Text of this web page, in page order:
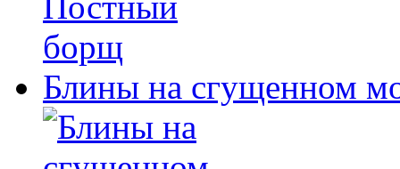
Блины на сгущенном